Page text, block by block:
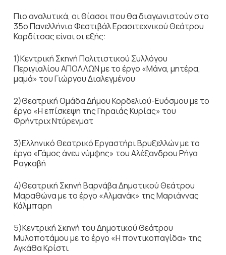
Πιο αναλυτικά, οι θίασοι που θα διαγωνιστούν στο
35ο Πανελλήνιο Φεστιβάλ Ερασιτεχνικού Θεάτρου
Καρδίτσας είναι οι εξής:
1)Κεντρική Σκηνή Πολιτιστικού Συλλόγου
Περιγιαλίου ΑΠΟΛΛΩΝ με το έργο «Μάνα, μητέρα,
μαμά» του Γιώργου Διαλεγμένου
2)Θεατρική Ομάδα Δήμου Κορδελιού-Ευόσμου με το
έργο «Η επίσκεψη της Γηραιάς Κυρίας» του
Φρήντριχ Ντύρενματ
3)Ελληνικό Θεατρικό Εργαστήρι Βρυξελλών με το
έργο «Γάμος άνευ νύμφης» του Αλέξανδρου Ρήγα
Ραγκαβή
4)Θεατρική Σκηνή Βαρνάβα Δημοτικού Θεάτρου
Μαραθώνα με το έργο «Αλμανάκ» της Μαριάννας
Κάλμπαρη
5)Κεντρική Σκηνή του Δημοτικού Θεάτρου
Μυλοποτάμου με το έργο «Η ποντικοπαγίδα» της
Αγκάθα Κρίστι